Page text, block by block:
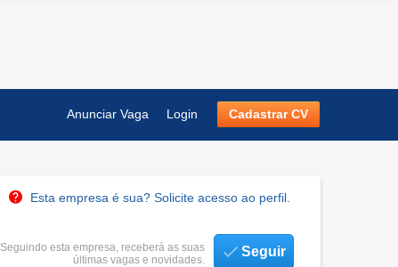
Anunciar Vaga Login Cadastrar CV
Esta empresa é sua? Solicite acesso ao perfil.
Seguindo esta empresa, receberá as suas
últimas vagas e novidades.
Seguir